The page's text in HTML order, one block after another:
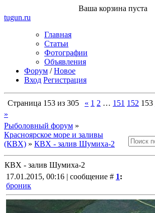
Ваша корзина пуста
tugun.ru
Главная
Статьи
Фотографии
Объявления
Форум /Новое
Вход Регистрация
Страница 153 из 305 « 1 2 … 151 152 153
»
Рыболовный форум »
Красноярское море и заливы
(КВХ) » КВХ - залив Шумиха-2
КВХ - залив Шумиха-2
17.01.2015, 00:16 | сообщение # 1:
броник